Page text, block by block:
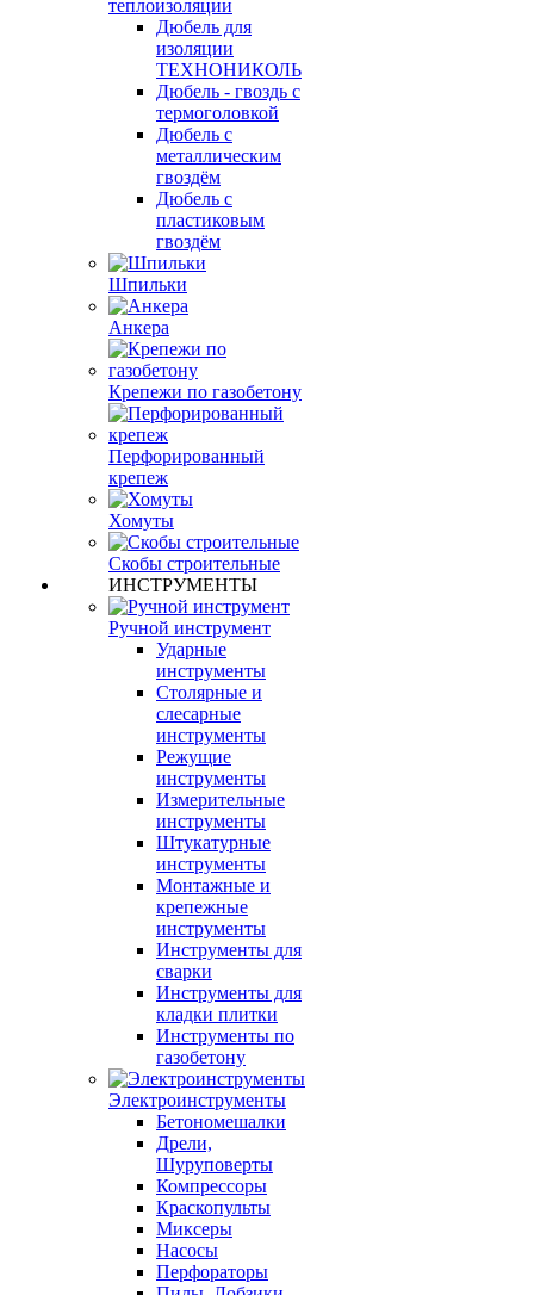
теплоизоляции
Дюбель для
изоляции
ТЕХНОНИКОЛЬ
Дюбель - гвоздь с
термоголовкой
Дюбель с
металлическим
гвоздём
Дюбель с
пластиковым
гвоздём
Шпильки
Анкера
Крепежи по газобетону
Перфорированный
крепеж
Хомуты
Скобы строительные
ИНСТРУМЕНТЫ
Ручной инструмент
Ударные
инструменты
Столярные и
слесарные
инструменты
Режущие
инструменты
Измерительные
инструменты
Штукатурные
инструменты
Монтажные и
крепежные
инструменты
Инструменты для
сварки
Инструменты для
кладки плитки
Инструменты по
газобетону
Электроинструменты
Бетономешалки
Дрели,
Шуруповерты
Компрессоры
Краскопульты
Миксеры
Насосы
Перфораторы